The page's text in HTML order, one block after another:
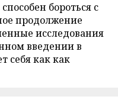
бороться с
продолжение
исследования
введении в
себя как как